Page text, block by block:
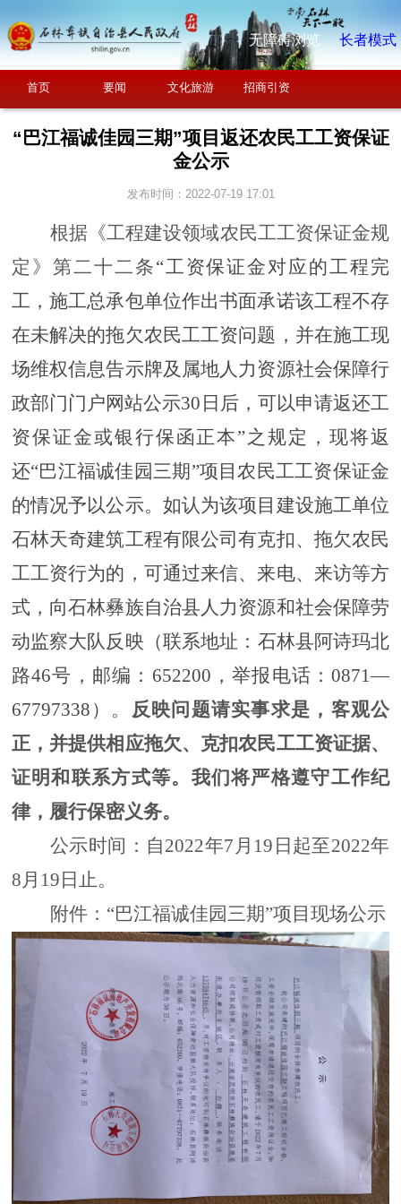
无障碍浏览 长者模式
首页 要闻 文化旅游 招商引资
“巴江福诚佳园三期”项目返还农民工工资保证
金公示
发布时间：2022-07-19 17:01
根据 《工程建设领域农民工工资保证金规
定 》 第二十二条“工资保证金对应的工程完
工，施工总承包单位作出书面承诺该工程不存
在未解决的拖欠农民工工资问题，并在施工现
场维权信息告示牌及属地人力资源社会保障行
政部门门户网站公示30 日后，可以申请返还工
资保证金或银行保函正本”之规定，现将返
还“巴江福诚佳园三期”项目农民工工资保证金
的情况予以公示。如认为该项目建设施工单位
石林天奇建筑工程有限公司有克扣、拖欠农民
工工资行为的，可通过来信、来电、来访等方
式，向石林彝族自治县人力资源和社会保障劳
动监察大队反映 （联系地址： 石林县阿诗玛北
路46号 ，邮编： 652200 ，举报电话：0871—
67797338 ） 。 反映问题请实事求是，客观公
正，并提供相应拖欠、克扣农民工工资证据、
证明和联系方式等。我们将严格遵守工作纪
律，履行保密义务。
公示时间：自2022年7 月 19 日起至2022年
8月 19 日止。
附件： “巴江福诚佳园三期”项目现场公示